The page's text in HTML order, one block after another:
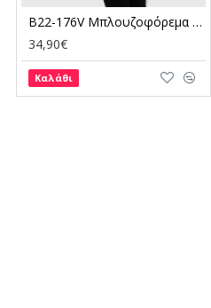
B22-176V Μπλουζοφόρεμα με δίχρωμο τελείωμα στο V - Άσπρο
34,90€
Καλάθι